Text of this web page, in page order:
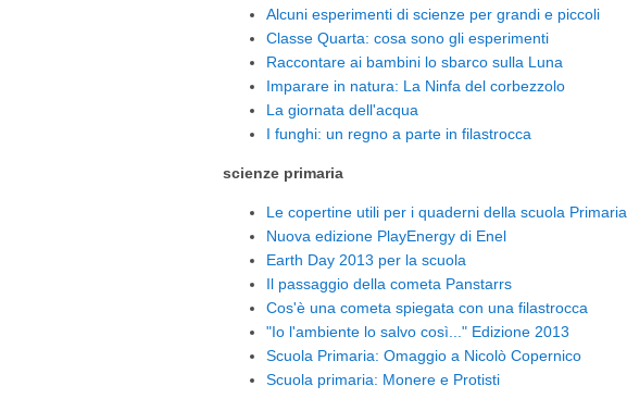
Alcuni esperimenti di scienze per grandi e piccoli
Classe Quarta: cosa sono gli esperimenti
Raccontare ai bambini lo sbarco sulla Luna
Imparare in natura: La Ninfa del corbezzolo
La giornata dell'acqua
I funghi: un regno a parte in filastrocca
scienze primaria
Le copertine utili per i quaderni della scuola Primaria
Nuova edizione PlayEnergy di Enel
Earth Day 2013 per la scuola
Il passaggio della cometa Panstarrs
Cos'è una cometa spiegata con una filastrocca
"Io l'ambiente lo salvo così..." Edizione 2013
Scuola Primaria: Omaggio a Nicolò Copernico
Scuola primaria: Monere e Protisti